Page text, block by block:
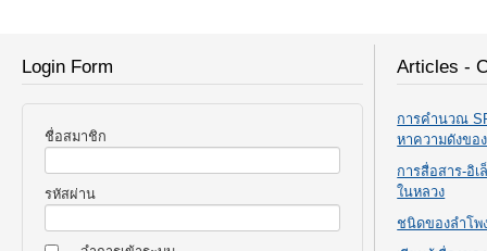
Login Form
ชื่อสมาชิก
รหัสผ่าน
Articles -
การคำนวณ
หาความดังขอ
การสื่อสาร-อิ
ในหลวง
ชนิดของลำโพ